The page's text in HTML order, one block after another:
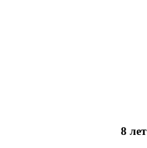
8 лет